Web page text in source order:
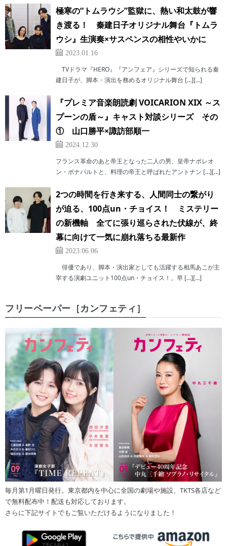
極寒の“トムラウシ”監獄に、熱い和太鼓が響
き渡る！ 秦建日子オリジナル舞台『トムラ
ウシ』生演奏×サスペンスの相性やいかに
2023.01.16
TVドラマ『HERO』『アンフェア』シリーズで知られる秦
建日子が、脚本・演出を務めるオリジナル舞台 […][…]
『プレミア音楽朗読劇 VOICARION XIX ～ス
プーンの盾～』キャスト対談シリーズ その
① 山口勝平×諏訪部順一
2024.12.30
フランス革命のあと帝王となった二人の男、皇帝ナポレオ
ン・ボナパルトと、料理の帝王と呼ばれたアントナン […][…]
2つの時間を行き来する、人間同士の繋がり
が迫る、100点un・チョイス！ ミステリー
の新機軸 全てに張り巡らされた伏線が、終
幕に向けて一気に崩れ落ちる最新作
2023.06.06
俳優であり、脚本・演出家としても活躍する相馬あこが主
宰する演劇ユニット100点un・チョイス！。早 […][…]
フリーペーパー［カンフェティ］
毎月第1月曜日発行。東京都内を中心に全国の劇場や施設、TKTS各店など
で無料配布中！配送も対応しております。
さらに下記サイトでもご覧いただけるようになりました！